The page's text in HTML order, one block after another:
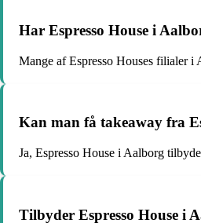
Har Espresso House i
Mange af Espresso Houses filialer i
Kan man få takeaway fra
Ja, Espresso House i Aalborg
Tilbyder Espresso House i